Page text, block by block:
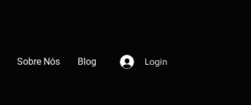
Sobre Nós Blog Login